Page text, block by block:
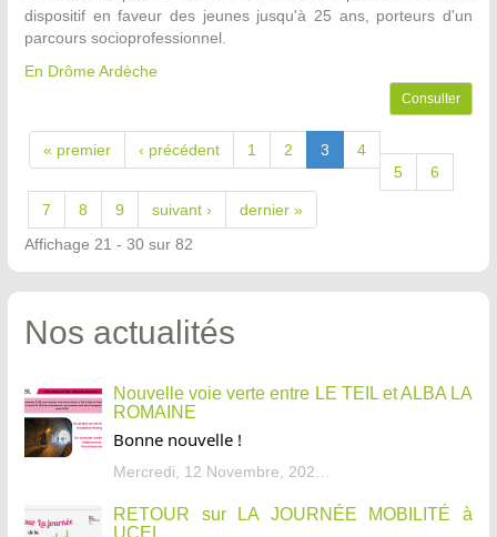
dispositif en faveur des jeunes jusqu'à 25 ans, porteurs d'un
parcours socioprofessionnel.
En Drôme Ardèche
Consulter
« premier ‹ précédent 1 2 3
4
5
6
7 8 9 suivant ›
dernier »
Affichage 21 - 30 sur 82
Nos actualités
Nouvelle voie verte entre LE TEIL et ALBA LA
ROMAINE
Bonne nouvelle !
Mercredi, 12 Novembre, 2025 - 13:34
RETOUR sur LA JOURNÉE MOBILITÉ à